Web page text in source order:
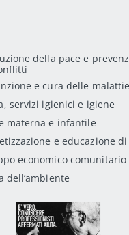
della pace e
e cura delle malattie
servizi igienici e igiene
materna e infantile
e educazione di
economico comunitario
dell’ambiente